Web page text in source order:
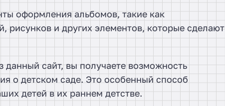
оформления альбомов, такие как
рисунков и других элементов, которые сделают
данный сайт, вы получаете возможность
о детском саде. Это особенный способ
детей в их раннем детстве.